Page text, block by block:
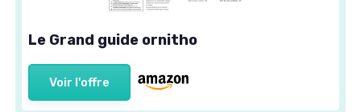
Le Grand guide ornitho
Voir l'offre